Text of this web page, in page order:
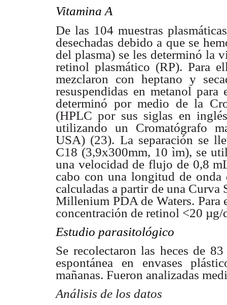
Vitamina A
De las 104 muestras
desechadas debido a que se
del plasma) se les determinó la
retinol plasmático (RP). Para
mezclaron con heptano y
resuspendidas en metanol para
determinó por medio de la
(HPLC por sus siglas en
utilizando un Cromatógrafo
USA) (23). La separación se
C18 (3,9x300mm, 10 ìm), se
una velocidad de flujo de 0,8
cabo con una longitud de onda
calculadas a partir de una Curva
Millenium PDA de Waters. Para
concentración de retinol <20 µg/
Estudio parasitológico
Se recolectaron las heces de
espontánea en envases
mañanas. Fueron analizadas
Análisis de los datos